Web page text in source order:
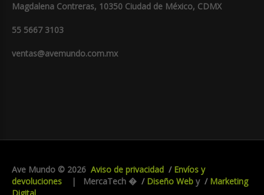
Magdalena Contreras, 10350 Ciudad de México, CDMX
55 5667 3103
ventas@avemundo.com.mx
Ave Mundo © 2026 Aviso de privacidad
Envíos y
devoluciones | MercaTech � Diseño Web y
Marketing